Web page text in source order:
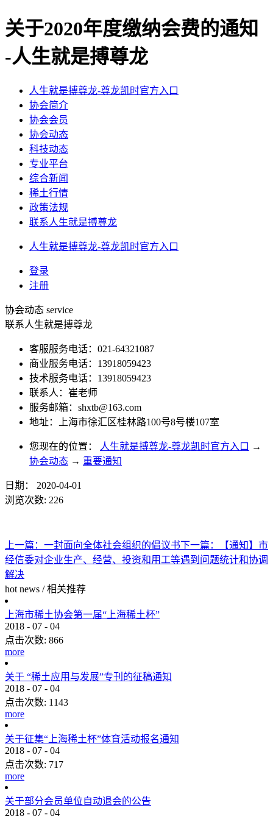
关于2020年度缴纳会费的通知
-人生就是搏尊龙
人生就是搏尊龙-尊龙凯时官方入口
协会简介
协会会员
协会动态
科技动态
专业平台
综合新闻
稀土行情
政策法规
联系人生就是搏尊龙
人生就是搏尊龙-尊龙凯时官方入口
登录
注册
协会动态 service
联系人生就是搏尊龙
客服服务电话：021-64321087
商业服务电话：13918059423
技术服务电话：13918059423
联系人：崔老师
服务邮箱： shxtb@163.com
地址：上海市徐汇区桂林路100号8号楼107室
您现在的位置： 人生就是搏尊龙-尊龙凯时官方入口 →
协会动态 → 重要通知
日期：
2020-04-01
浏览次数: 226
上一篇： 一封面向全体社会组织的倡议书下一篇：
【通知】市
经信委对企业生产、经营、投资和用工等遇到问题统计和协调
解决
hot news / 相关推荐
上海市稀土协会第一届“上海稀土杯”
2018 - 07 - 04
点击次数: 866
more
关于 “稀土应用与发展”专刊的征稿通知
2018 - 07 - 04
点击次数: 1143
more
关于征集“上海稀土杯”体育活动报名通知
2018 - 07 - 04
点击次数: 717
more
关于部分会员单位自动退会的公告
2018 - 07 - 04